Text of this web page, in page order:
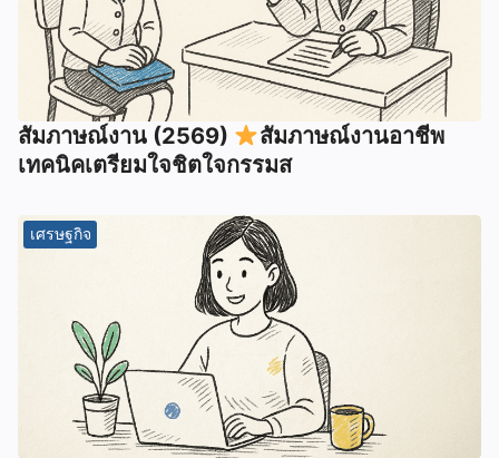
สัมภาษณ์งาน (2569)
สัมภาษณ์งานอาชีพ
เทคนิคเตรียมใจชิตใจกรรมส
เศรษฐกิจ